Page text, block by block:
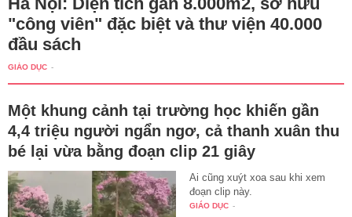
"công viên" đặc biệt và thư viện 40.000
đầu sách
GIÁO DỤC -
Một khung cảnh tại trường học khiến gần
4,4 triệu người ngẩn ngơ, cả thanh xuân thu
bé lại vừa bằng đoạn clip 21 giây
Ai cũng xuýt xoa sau khi xem
đoạn clip này.
GIÁO DỤC -